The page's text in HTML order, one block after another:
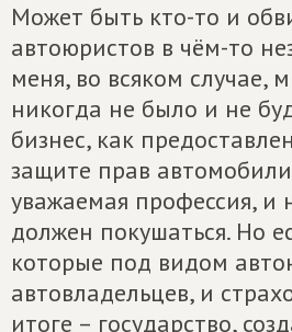
Может быть кто-то и
автоюристов в чём-то
меня, во всяком случае,
никогда не было и не
бизнес, как
защите прав
уважаемая профессия, и
должен покушаться. Но
которые под видом
автовладельцев, и
итоге – государство,